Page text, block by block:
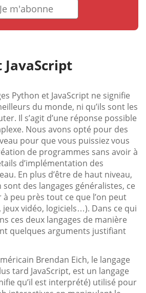
Je m'abonne
Python et JavaScript ne signifie
du monde, ni qu’ils sont les
Il s’agit d’une réponse possible
Nous avons opté pour des
pour que vous puissiez vous
de programmes sans avoir à
d’implémentation des
En plus d’être de haut niveau,
sont des langages généralistes, ce
peu près tout ce que l’on peut
jeux vidéo, logiciels…). Dans ce qui
ces deux langages de manière
quelques arguments justifiant
Brendan Eich, le langage
tard JavaScript, est un langage
qu’il est interprété) utilisé pour